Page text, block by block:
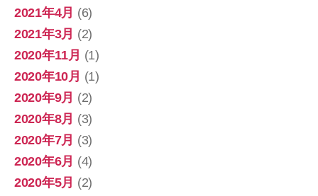
2021年4月 (6)
2021年3月 (2)
2020年11月 (1)
2020年10月 (1)
2020年9月 (2)
2020年8月 (3)
2020年7月 (3)
2020年6月 (4)
2020年5月 (2)